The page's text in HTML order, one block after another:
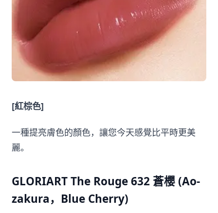
[紅棕色]
一種提亮膚色的顏色，讓您今天感覺比平時更美
麗。
GLORIART The Rouge 632 蒼櫻 (Ao-
zakura，Blue Cherry)